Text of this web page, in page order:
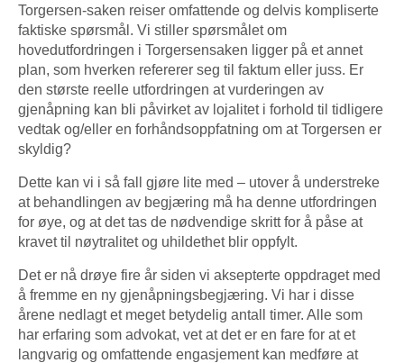
Torgersen-saken reiser omfattende og delvis kompliserte
faktiske spørsmål. Vi stiller spørsmålet om
hovedutfordringen i Torgersensaken ligger på et annet
plan, som hverken refererer seg til faktum eller juss. Er
den største reelle utfordringen at vurderingen av
gjenåpning kan bli påvirket av lojalitet i forhold til tidligere
vedtak og/eller en forhåndsoppfatning om at Torgersen er
skyldig?
Dette kan vi i så fall gjøre lite med – utover å understreke
at behandlingen av begjæring må ha denne utfordringen
for øye, og at det tas de nødvendige skritt for å påse at
kravet til nøytralitet og uhildethet blir oppfylt.
Det er nå drøye fire år siden vi aksepterte oppdraget med
å fremme en ny gjenåpningsbegjæring. Vi har i disse
årene nedlagt et meget betydelig antall timer. Alle som
har erfaring som advokat, vet at det er en fare for at et
langvarig og omfattende engasjement kan medføre at